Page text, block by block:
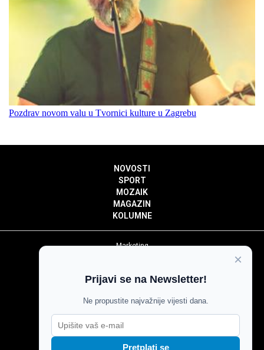
Pozdrav novom valu u Tvornici kulture u Zagrebu
NOVOSTI
SPORT
MOZAIK
MAGAZIN
KOLUMNE
Marketing
Impressum
Pravila komentiranja
Agroglas
×
Prijavi se na Newsletter!
Ne propustite najvažnije vijesti dana.
Pretplati se